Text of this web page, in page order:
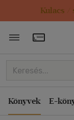
Kulacs /
Könyvek E-